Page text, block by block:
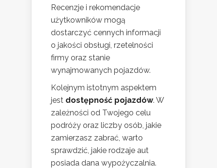
Recenzje i rekomendacje
użytkowników mogą
dostarczyć cennych informacji
o jakości obsługi, rzetelności
firmy oraz stanie
wynajmowanych pojazdów.
Kolejnym istotnym aspektem
jest dostępność pojazdów. W
zależności od Twojego celu
podróży oraz liczby osób, jakie
zamierzasz zabrać, warto
sprawdzić, jakie rodzaje aut
posiada dana wypożyczalnia.